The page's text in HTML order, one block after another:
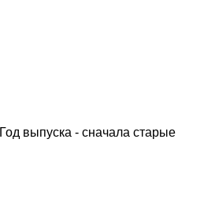
Год выпуска - сначала старые